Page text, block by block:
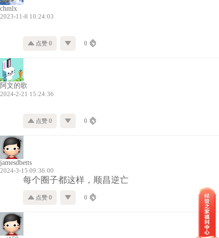
chmlx
2023-11-8 10:24:03
点赞 0 0
阿文的歌
2024-2-21 15:24:36
点赞 0 0
jamesdbetts
2024-3-15 09:36:00
每个圈子都这样，顺昌逆亡
点赞 0 0